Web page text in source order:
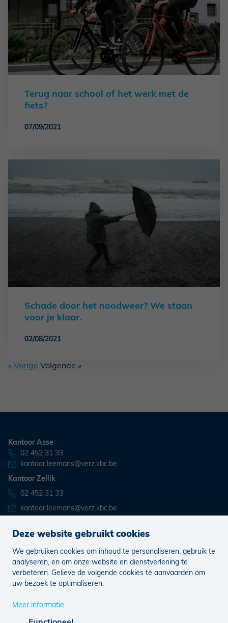
Terug naar school of het werk met de
fiets?
07/09/2021
Schade door het noodweer? We staan
voor je klaar.
02/08/2021
« Vorige Volgende »
Kantoor Asse
02 452 31 33
kantoor.leemans@verz.kbc.be
Kantoor Zellik
02 452 31 33
kantoor.leemans@verz.kbc.be
Nieuws Vacatures
Deze website gebruikt cookies
We gebruiken cookies om inhoud te personaliseren, gebruik te
analyseren, en om onze website en dienstverlening te
verbeteren. Gelieve de volgende cookies te aanvaarden om
uw bezoek te optimaliseren.
Meer informatie